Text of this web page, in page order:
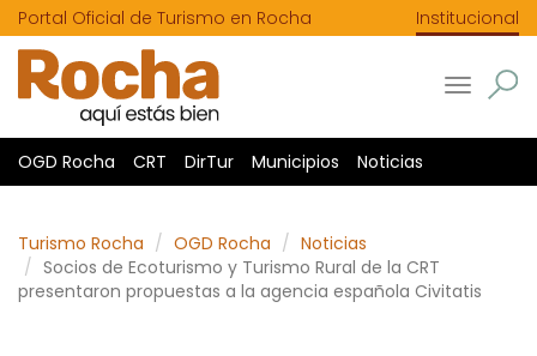
Portal Oficial de Turismo en Rocha Institucional
Toggle
OGD Rocha CRT DirTur Municipios Noticias
Turismo Rocha OGD Rocha
Noticias
Socios de Ecoturismo y Turismo Rural de la CRT
presentaron propuestas a la agencia española Civitatis